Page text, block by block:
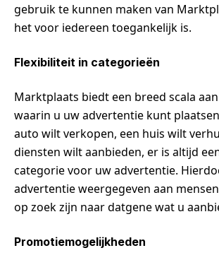
gebruik te kunnen maken van
het voor iedereen toegankelijk is.
Flexibiliteit in categorieën
Marktplaats biedt een breed scala
waarin u uw advertentie kunt
auto wilt verkopen, een huis wilt
diensten wilt aanbieden, er is altijd
categorie voor uw advertentie.
advertentie weergegeven aan
op zoek zijn naar datgene wat u
Promotiemogelijkheden